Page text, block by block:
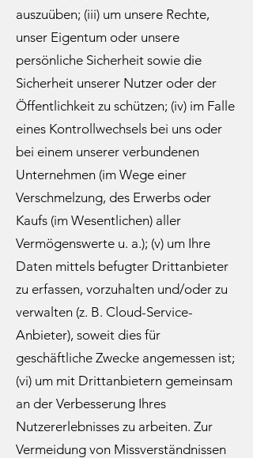
auszuüben; (iii) um unsere Rechte,
unser Eigentum oder unsere
persönliche Sicherheit sowie die
Sicherheit unserer Nutzer oder der
Öffentlichkeit zu schützen; (iv) im Falle
eines Kontrollwechsels bei uns oder
bei einem unserer verbundenen
Unternehmen (im Wege einer
Verschmelzung, des Erwerbs oder
Kaufs (im Wesentlichen) aller
Vermögenswerte u. a.); (v) um Ihre
Daten mittels befugter Drittanbieter
zu erfassen, vorzuhalten und/oder zu
verwalten (z. B. Cloud-Service-
Anbieter), soweit dies für
geschäftliche Zwecke angemessen ist;
(vi) um mit Drittanbietern gemeinsam
an der Verbesserung Ihres
Nutzererlebnisses zu arbeiten. Zur
Vermeidung von Missverständnissen